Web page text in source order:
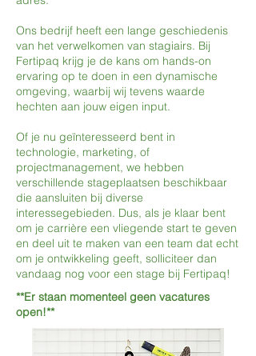
Ons bedrijf heeft een lange geschiedenis
van het verwelkomen van stagiairs. Bij
Fertipaq krijg je de kans om hands-on
ervaring op te doen in een dynamische
omgeving, waarbij wij tevens waarde
hechten aan jouw eigen input.
Of je nu geïnteresseerd bent in
technologie, marketing, of
projectmanagement, we hebben
verschillende stageplaatsen beschikbaar
die aansluiten bij diverse
interessegebieden. Dus, als je klaar bent
om je carrière een vliegende start te geven
en deel uit te maken van een team dat echt
om je ontwikkeling geeft, solliciteer dan
vandaag nog voor een stage bij Fertipaq!
**Er staan momenteel geen vacatures
open!**